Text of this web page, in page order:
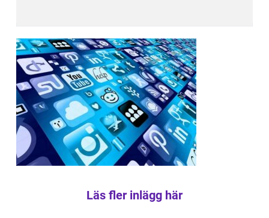
Läs fler inlägg här